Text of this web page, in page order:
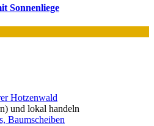
Sonnenliege
Hotzenwald
und lokal handeln
Baumscheiben